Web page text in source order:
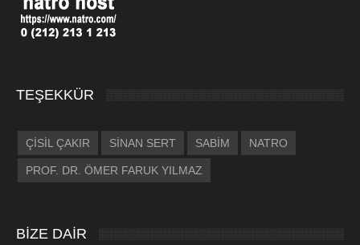
TEŞEKKÜR
ÇİSİL ÇAKIR SİNAN SERT SABİM NATRO
PROF. DR. ÖMER FARUK YILMAZ
BİZE DAİR